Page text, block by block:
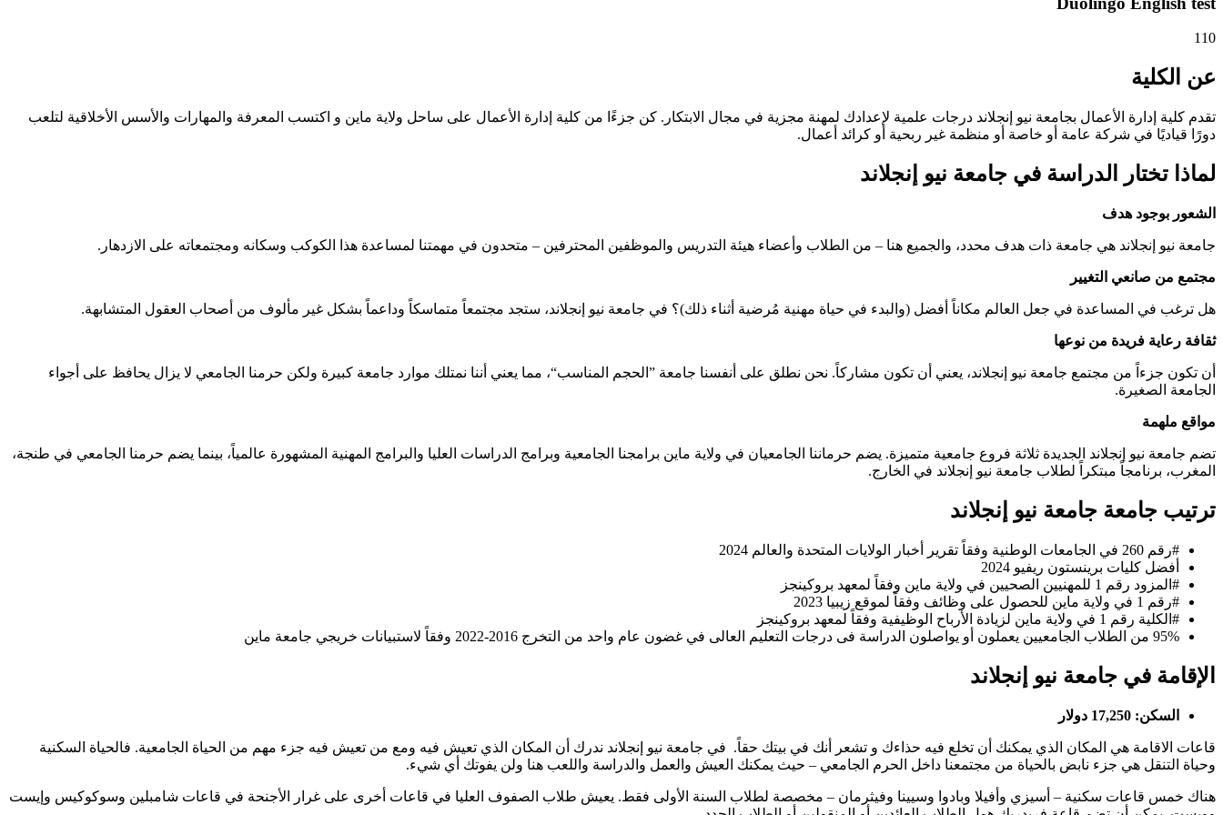
110
عن الكلية
تقدم كلية إدارة الأعمال بجامعة نيو إنجلاند درجات علمية لإعدادك لمهنة مجزية في مجال الابتكار. كن جزءًا من كلية إدارة الأعمال على ساحل ولاية ماين و اكتسب المعرفة والمهارات والأسس الأخلاقية لتلعب
دورًا قياديًا في شركة عامة أو خاصة أو منظمة غير ربحية أو كرائد أعمال.
لماذا تختار الدراسة في جامعة نيو إنجلاند
الشعور بوجود هدف
جامعة نيو إنجلاند هي جامعة ذات هدف محدد، والجميع هنا – من الطلاب وأعضاء هيئة التدريس والموظفين المحترفين – متحدون في مهمتنا لمساعدة هذا الكوكب وسكانه ومجتمعاته على الازدهار.
مجتمع من صانعي التغيير
هل ترغب في المساعدة في جعل العالم مكاناً أفضل (والبدء في حياة مهنية مُرضية أثناء ذلك)؟ في جامعة نيو إنجلاند، ستجد مجتمعاً متماسكاً وداعماً بشكل غير مألوف من أصحاب العقول المتشابهة.
ثقافة رعاية فريدة من نوعها
أن تكون جزءاً من مجتمع جامعة نيو إنجلاند، يعني أن تكون مشاركاً. نحن نطلق على أنفسنا جامعة ”الحجم المناسب“، مما يعني أننا نمتلك موارد جامعة كبيرة ولكن حرمنا الجامعي لا يزال يحافظ على أجواء
الجامعة الصغيرة.
مواقع ملهمة
تضم جامعة نيو إنجلاند الجديدة ثلاثة فروع جامعية متميزة. يضم حرماننا الجامعيان في ولاية ماين برامجنا الجامعية وبرامج الدراسات العليا والبرامج المهنية المشهورة عالمياً، بينما يضم حرمنا الجامعي في طنجة،
المغرب، برنامجاً مبتكراً لطلاب جامعة نيو إنجلاند في الخارج.
ترتيب جامعة جامعة نيو إنجلاند
#رقم 260 في الجامعات الوطنية وفقاً تقرير أخبار الولايات المتحدة والعالم 2024
أفضل كليات برينستون ريفيو 2024
#المزود رقم 1 للمهنيين الصحيين في ولاية ماين وفقاً لمعهد بروكينجز
#رقم 1 في ولاية ماين للحصول على وظائف وفقاً لموقع زيبيا 2023
#الكلية رقم 1 في ولاية ماين لزيادة الأرباح الوظيفية وفقاً لمعهد بروكينجز
95% من الطلاب الجامعيين يعملون أو يواصلون الدراسة فى درجات التعليم العالى في غضون عام واحد من التخرج 2016-2022 وفقاً لاستبيانات خريجي جامعة ماين
الإقامة في جامعة نيو إنجلاند
السكن: 17,250 دولار
قاعات الاقامة هي المكان الذي يمكنك أن تخلع فيه حذاءك و تشعر أنك في بيتك حقاً. في جامعة نيو إنجلاند ندرك أن المكان الذي تعيش فيه ومع من تعيش فيه جزء مهم من الحياة الجامعية. فالحياة السكنية
وحياة التنقل هي جزء نابض بالحياة من مجتمعنا داخل الحرم الجامعي – حيث يمكنك العيش والعمل والدراسة واللعب هنا ولن يفوتك أي شيء.
هناك خمس قاعات سكنية – أسيزي وأفيلا وبادوا وسيينا وفيثرمان – مخصصة لطلاب السنة الأولى فقط. يعيش طلاب الصفوف العليا في قاعات أخرى على غرار الأجنحة في قاعات شامبلين وسوكوكيس وإيست